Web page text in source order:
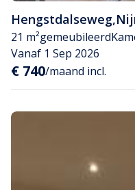
Hengstdalseweg,
21 m²gemeubileerd
Vanaf 1 Sep 2026
€ 740/maand incl.